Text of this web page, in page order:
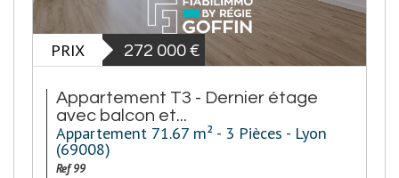
PRIX 272 000 €
Appartement T3 - Dernier étage
avec balcon et...
Appartement 71.67 m² - 3 Pièces - Lyon
(69008)
Ref 99